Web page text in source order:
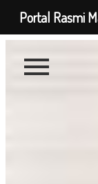
Portal Rasmi